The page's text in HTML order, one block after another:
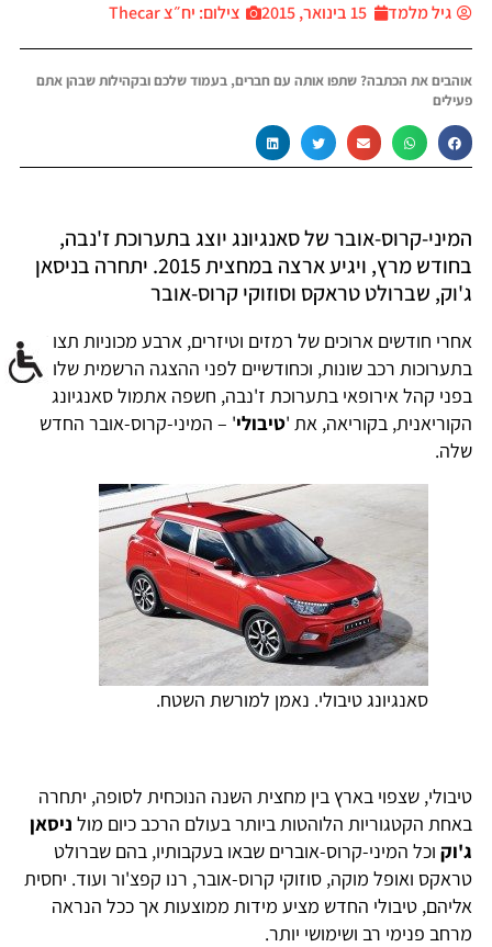
גיל מלמד 15 בינואר, 2015 צילום: יח״צ Thecar
אוהבים את הכתבה? שתפו אותה עם חברים, בעמוד שלכם ובקהילות שבהן אתם
פעילים
המיני-קרוס-אובר של סאנגיונג יוצג בתערוכת ז'נבה,
בחודש מרץ, ויגיע ארצה במחצית 2015. יתחרה בניסאן
ג'וק, שברולט טראקס וסוזוקי קרוס-אובר
אחרי חודשים ארוכים של רמזים וטיזרים, ארבע מכוניות תצוגה
בתערוכות רכב שונות, וכחודשיים לפני ההצגה הרשמית שלו
בפני קהל אירופאי בתערוכת ז'נבה, חשפה אתמול סאנגיונג
הקוריאנית, בקוריאה, את 'טיבולי' – המיני-קרוס-אובר החדש
שלה.
סאנגיונג טיבולי. נאמן למורשת השטח.
טיבולי, שצפוי בארץ בין מחצית השנה הנוכחית לסופה, יתחרה
באחת הקטגוריות הלוהטות ביותר בעולם הרכב כיום מול ניסאן
ג'וק וכל המיני-קרוס-אוברים שבאו בעקבותיו, בהם שברולט
טראקס ואופל מוקה, סוזוקי קרוס-אובר, רנו קפצ'ור ועוד. יחסית
אליהם, טיבולי החדש מציע מידות ממוצעות אך ככל הנראה
מרחב פנימי רב ושימושי יותר.